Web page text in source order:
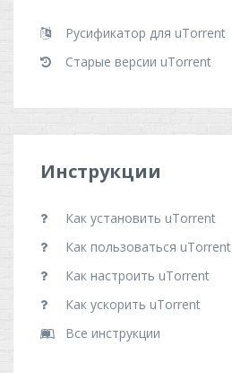
Русификатор для uTorrent
Старые версии uTorrent
Инструкции
Как установить uTorrent
Как пользоваться uTorrent
Как настроить uTorrent
Как ускорить uTorrent
Все инструкции